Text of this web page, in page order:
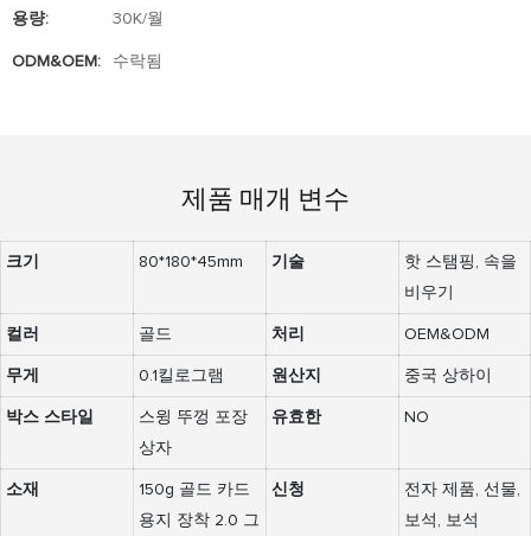
용량: 30K/월
ODM&OEM: 수락됨
제품 매개 변수
크기 80*180*45mm 기술
핫 스탬핑, 속을
비우기
컬러 골드 처리 OEM&ODM
무게 0.1킬로그램 원산지 중국 상하이
박스 스타일
스윙 뚜껑 포장
상자
유효한 NO
소재
150g 골드 카드
용지 장착 2.0 그
신청
전자 제품, 선물,
보석, 보석